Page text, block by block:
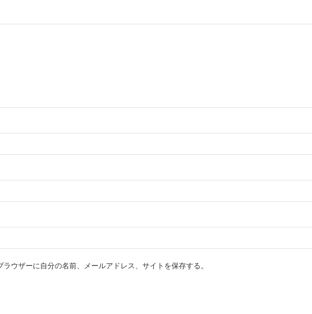
ウザーに自分の名前、メールアドレス、サイトを保存する。